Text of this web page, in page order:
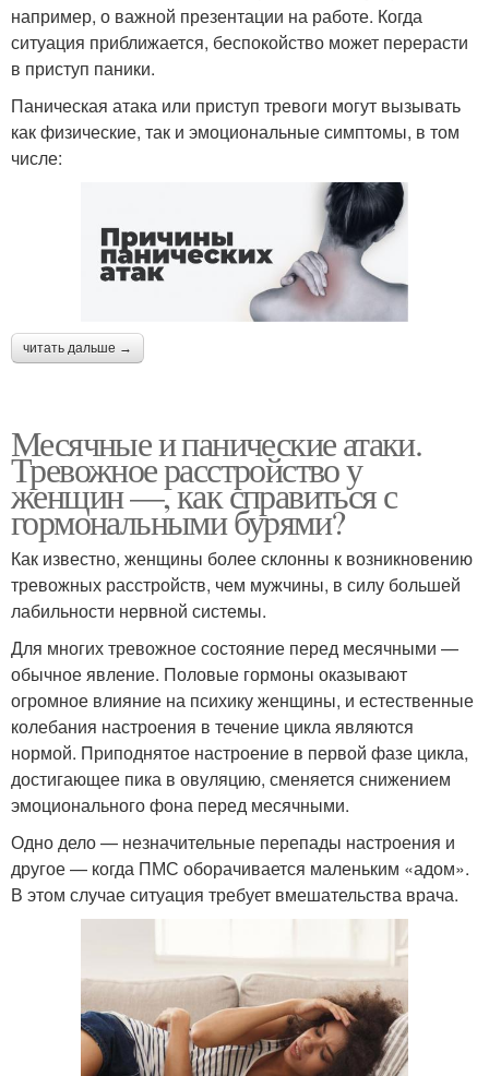
например, о важной презентации на работе. Когда
ситуация приближается, беспокойство может перерасти
в приступ паники.
Паническая атака или приступ тревоги могут вызывать
как физические, так и эмоциональные симптомы, в том
числе:
читать дальше →
Месячные и панические атаки.
Тревожное расстройство у
женщин —, как справиться с
гормональными бурями?
Как известно, женщины более склонны к возникновению
тревожных расстройств, чем мужчины, в силу большей
лабильности нервной системы.
Для многих тревожное состояние перед месячными —
обычное явление. Половые гормоны оказывают
огромное влияние на психику женщины, и естественные
колебания настроения в течение цикла являются
нормой. Приподнятое настроение в первой фазе цикла,
достигающее пика в овуляцию, сменяется снижением
эмоционального фона перед месячными.
Одно дело — незначительные перепады настроения и
другое — когда ПМС оборачивается маленьким «адом».
В этом случае ситуация требует вмешательства врача.